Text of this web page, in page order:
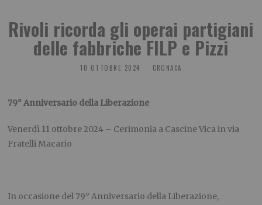
Rivoli ricorda gli operai partigiani
delle fabbriche FILP e Pizzi
10 OTTOBRE 2024 CRONACA
79° Anniversario della Liberazione
Venerdì 11 ottobre 2024 – Cerimonia a Cascine Vica in via
Fratelli Macario
In occasione del 79° Anniversario della Liberazione,